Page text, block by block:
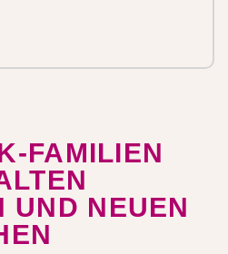
FAMILIEN
UND NEUEN